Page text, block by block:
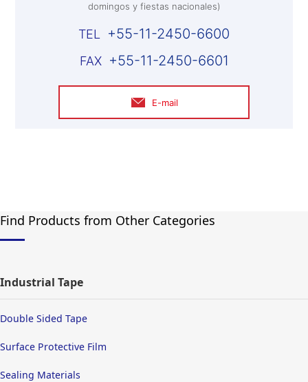
domingos y fiestas nacionales)
+55-11-2450-6600
+55-11-2450-6601
E-mail
Find Products from Other Categories
Industrial Tape
Double Sided Tape
Surface Protective Film
Sealing Materials